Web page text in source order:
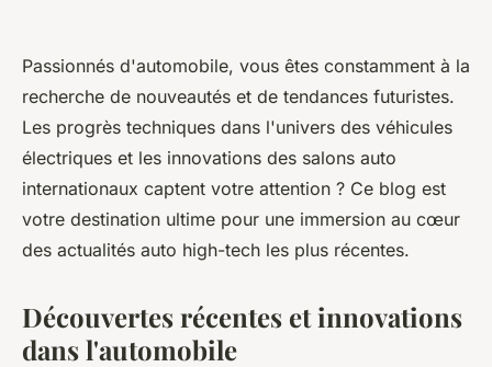
Passionnés d'automobile, vous êtes constamment à la
recherche de nouveautés et de tendances futuristes.
Les progrès techniques dans l'univers des véhicules
électriques et les innovations des salons auto
internationaux captent votre attention ? Ce blog est
votre destination ultime pour une immersion au cœur
des actualités auto high-tech les plus récentes.
Découvertes récentes et innovations
dans l'automobile